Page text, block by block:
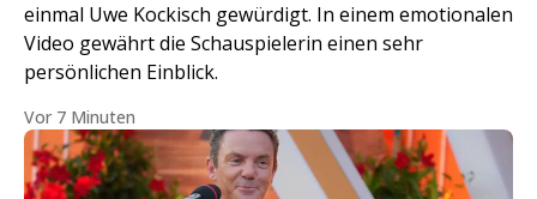
einmal Uwe Kockisch gewürdigt. In einem emotionalen
Video gewährt die Schauspielerin einen sehr
persönlichen Einblick.
Vor 7 Minuten